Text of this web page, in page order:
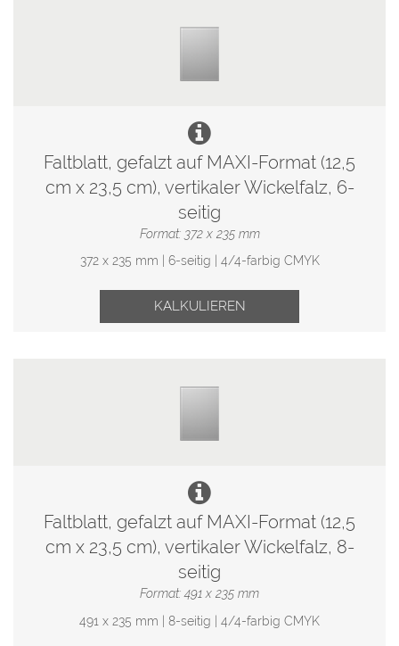
Faltblatt, gefalzt auf MAXI-Format (12,5
cm x 23,5 cm), vertikaler Wickelfalz, 6-
seitig
Format: 372 x 235 mm
372 x 235 mm | 6-seitig | 4/4-farbig CMYK
KALKULIEREN
Faltblatt, gefalzt auf MAXI-Format (12,5
cm x 23,5 cm), vertikaler Wickelfalz, 8-
seitig
Format: 491 x 235 mm
491 x 235 mm | 8-seitig | 4/4-farbig CMYK